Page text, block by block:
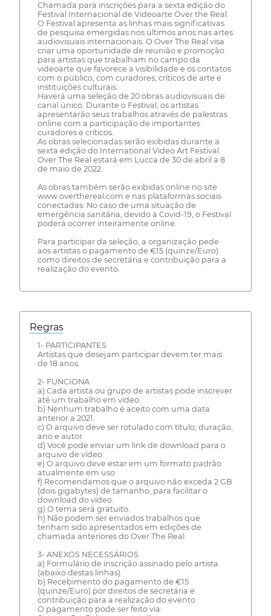
Chamada para inscrições para a sexta edição do
Festival Internacional de Videoarte Over the Real.
O Festival apresenta as linhas mais significativas
de pesquisa emergidas nos últimos anos nas artes
audiovisuais internacionais. O Over The Real visa
criar uma oportunidade de reunião e promoção
para artistas que trabalham no campo da
videoarte que favorece a visibilidade e os contatos
com o público, com curadores, críticos de arte e
instituições culturais.
Haverá uma seleção de 20 obras audiovisuais de
canal único. Durante o Festival, os artistas
apresentarão seus trabalhos através de palestras
online com a participação de importantes
curadores e críticos.
As obras selecionadas serão exibidas durante a
sexta edição do International Video Art Festival
Over The Real estará em Lucca de 30 de abril a 8
de maio de 2022.
As obras também serão exibidas online no site
www.overthereal.com e nas plataformas sociais
conectadas. No caso de uma situação de
emergência sanitária, devido à Covid-19, o Festival
poderá ocorrer inteiramente online.
Para participar da seleção, a organização pede
aos artistas o pagamento de €15 (quinze/Euro)
como direitos de secretária e contribuição para a
realização do evento.
Regras
1- PARTICIPANTES
Artistas que desejam participar devem ter mais
de 18 anos.
2- FUNCIONA
a) Cada artista ou grupo de artistas pode inscrever
até um trabalho em vídeo.
b) Nenhum trabalho é aceito com uma data
anterior a 2021.
c) O arquivo deve ser rotulado com título, duração,
ano e autor.
d) Você pode enviar um link de download para o
arquivo de vídeo.
e) O arquivo deve estar em um formato padrão
atualmente em uso.
f) Recomendamos que o arquivo não exceda 2 GB
(dois gigabytes) de tamanho, para facilitar o
download do vídeo.
g) O tema será gratuito.
h) Não podem ser enviados trabalhos que
tenham sido apresentados em edições de
chamada anteriores do Over The Real.
3- ANEXOS NECESSÁRIOS
a) Formulário de inscrição assinado pelo artista
(abaixo destas linhas).
b) Recebimento do pagamento de €15
(quinze/Euro) por direitos de secretária e
contribuição para a realização do evento
O pagamento pode ser feito via: